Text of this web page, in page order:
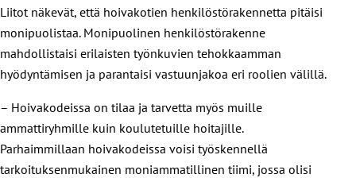
Liitot näkevät, että hoivakotien henkilöstörakennetta pitäisi
monipuolistaa. Monipuolinen henkilöstörakenne
mahdollistaisi erilaisten työnkuvien tehokkaamman
hyödyntämisen ja parantaisi vastuunjakoa eri roolien välillä.
– Hoivakodeissa on tilaa ja tarvetta myös muille
ammattiryhmille kuin koulutetuille hoitajille.
Parhaimmillaan hoivakodeissa voisi työskennellä
tarkoituksenmukainen moniammatillinen tiimi, jossa olisi